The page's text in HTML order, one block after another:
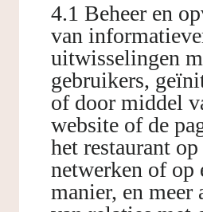
4.1 Beheer en
van
uitwisselingen
gebruikers,
of door middel
website of de
het restaurant
netwerken of op
manier, en meer